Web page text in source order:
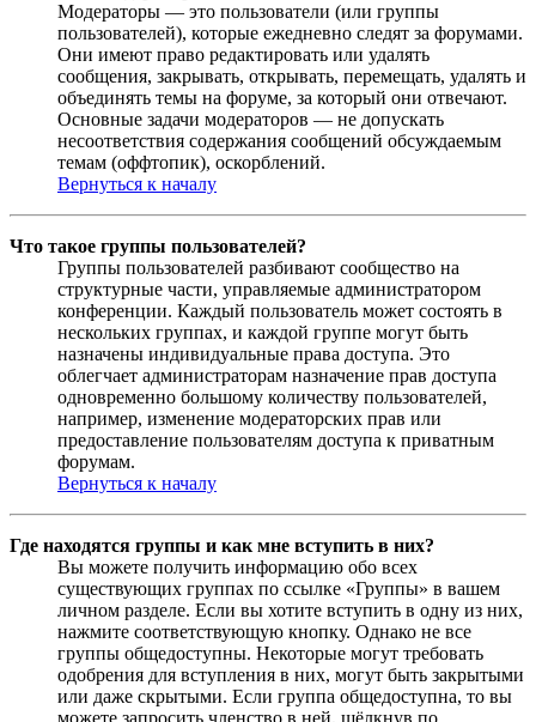
Модераторы — это пользователи (или группы
пользователей), которые ежедневно следят за форумами.
Они имеют право редактировать или удалять
сообщения, закрывать, открывать, перемещать, удалять и
объединять темы на форуме, за который они отвечают.
Основные задачи модераторов — не допускать
несоответствия содержания сообщений обсуждаемым
темам (оффтопик), оскорблений.
Вернуться к началу
Что такое группы пользователей?
Группы пользователей разбивают сообщество на
структурные части, управляемые администратором
конференции. Каждый пользователь может состоять в
нескольких группах, и каждой группе могут быть
назначены индивидуальные права доступа. Это
облегчает администраторам назначение прав доступа
одновременно большому количеству пользователей,
например, изменение модераторских прав или
предоставление пользователям доступа к приватным
форумам.
Вернуться к началу
Где находятся группы и как мне вступить в них?
Вы можете получить информацию обо всех
существующих группах по ссылке «Группы» в вашем
личном разделе. Если вы хотите вступить в одну из них,
нажмите соответствующую кнопку. Однако не все
группы общедоступны. Некоторые могут требовать
одобрения для вступления в них, могут быть закрытыми
или даже скрытыми. Если группа общедоступна, то вы